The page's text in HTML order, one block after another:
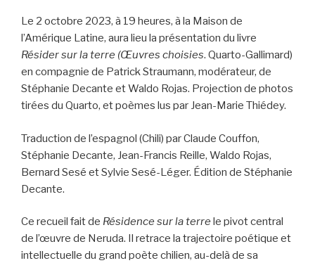
Le 2 octobre 2023, à 19 heures, à la Maison de
l’Amérique Latine, aura lieu la présentation du livre
Résider sur la terre (Œuvres choisies. Quarto-Gallimard)
en compagnie de Patrick Straumann, modérateur, de
Stéphanie Decante et Waldo Rojas. Projection de photos
tirées du Quarto, et poèmes lus par Jean-Marie Thiédey.
Traduction de l’espagnol (Chili) par Claude Couffon,
Stéphanie Decante, Jean-Francis Reille, Waldo Rojas,
Bernard Sesé et Sylvie Sesé-Léger. Édition de Stéphanie
Decante.
Ce recueil fait de Résidence sur la terre le pivot central
de l’œuvre de Neruda. Il retrace la trajectoire poétique et
intellectuelle du grand poète chilien, au-delà de sa